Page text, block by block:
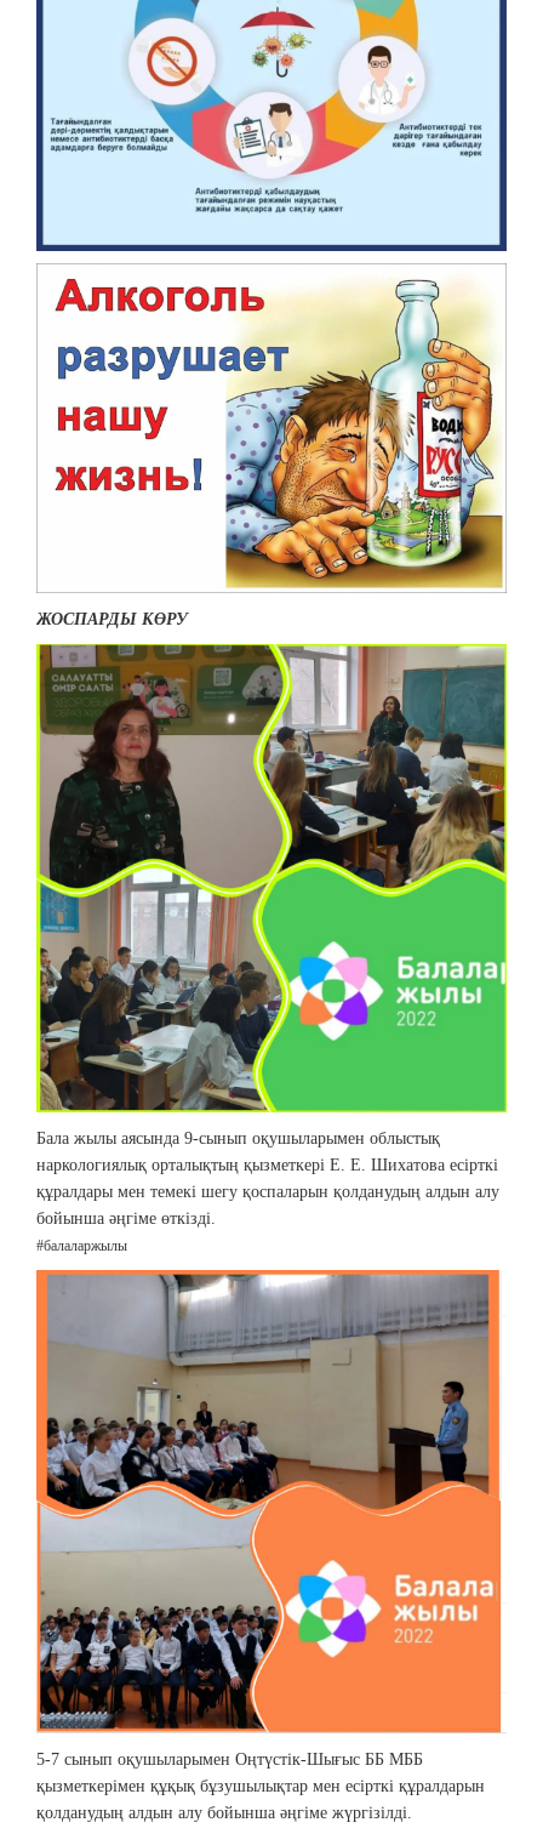
ЖОСПАРДЫ КӨРУ
Бала жылы аясында 9-сынып оқушыларымен облыстық
наркологиялық орталықтың қызметкері Е. Е. Шихатова есірткі
құралдары мен темекі шегу қоспаларын қолданудың алдын алу
бойынша әңгіме өткізді.
#балаларжылы
5-7 сынып оқушыларымен Оңтүстік-Шығыс ББ МББ
қызметкерімен құқық бұзушылықтар мен есірткі құралдарын
қолданудың алдын алу бойынша әңгіме жүргізілді.